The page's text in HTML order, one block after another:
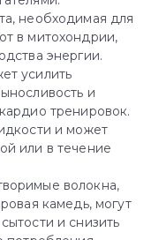
необходимая для
в митохондрии,
энергии.
усилить
и
тренировок.
и может
или в течение
волокна,
камедь, могут
и снизить